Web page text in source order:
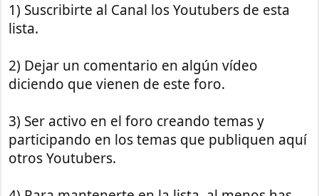
1) Suscribirte al Canal los Youtubers de esta
lista.
2) Dejar un comentario en algún vídeo
diciendo que vienen de este foro.
3) Ser activo en el foro creando temas y
participando en los temas que publiquen aquí
otros Youtubers.